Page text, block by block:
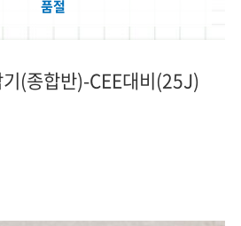
품절
(종합반)-CEE대비(25J)